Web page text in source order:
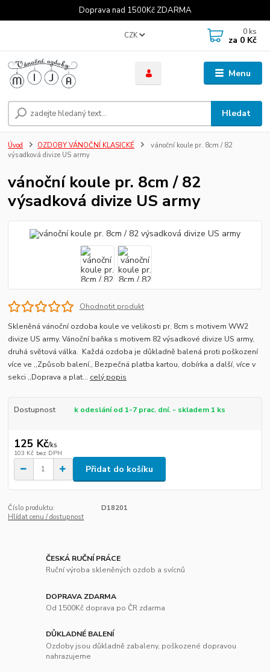
Doprava nad 1500Kč ZDARMA
Menu
CZK
Hledat
0 ks
za 0 Kč
Úvod OZDOBY VÁNOČNÍ KLASICKÉ
vánoční koule pr. 8cm / 82
výsadková divize US army
vánoční koule pr. 8cm / 82
výsadková divize US army
Ohodnotit produkt
Skleněná vánoční ozdoba koule ve velikosti pr. 8cm s motivem WW2
divize US army. Vánoční baňka s motivem 82 výsadkové divize US army,
druhá světová válka. Každá ozdoba je důkladně balená proti poškození
více ve ,,Způsob balení,, Bezpečná platba kartou, dobírka a další, více v
sekci ,,Doprava a plat... celý popis
Dostupnost k odeslání od 1-7 prac. dní. - skladem 1 ks
125 Kč/ks
103 Kč bez DPH
Přidat do košíku
Číslo produktu:
D18201
Hlídat cenu / dostupnost
ČESKÁ RUČNÍ PRÁCE
Ruční výroba skleněných ozdob a svícnů
DOPRAVA ZDARMA
Od 1500Kč doprava po ČR zdarma
DŮKLADNÉ BALENÍ
Ozdoby jsou důkladně zabaleny, poškozené dopravou
nahrazujeme